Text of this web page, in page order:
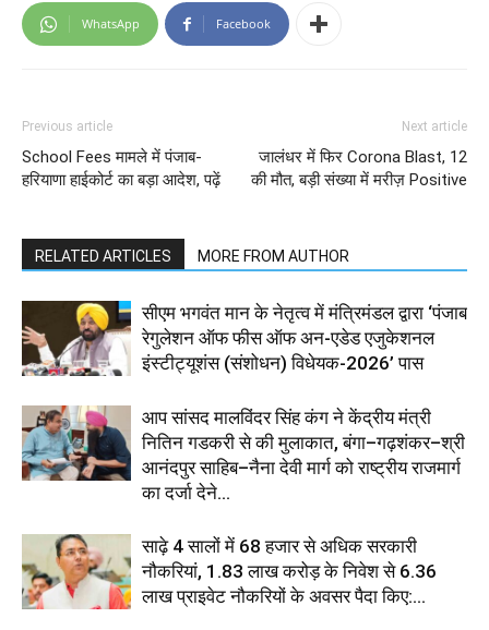
WhatsApp Facebook
Previous article
School Fees मामले में पंजाब-
हरियाणा हाईकोर्ट का बड़ा आदेश, पढ़ें
Next article
जालंधर में फिर Corona Blast, 12
की मौत, बड़ी संख्या में मरीज़ Positive
RELATED ARTICLES MORE FROM AUTHOR
सीएम भगवंत मान के नेतृत्व में मंत्रिमंडल द्वारा ‘पंजाब
रेगुलेशन ऑफ फीस ऑफ अन-एडेड एजुकेशनल
इंस्टीट्यूशंस (संशोधन) विधेयक-2026’ पास
आप सांसद मालविंदर सिंह कंग ने केंद्रीय मंत्री
नितिन गडकरी से की मुलाकात, बंगा–गढ़शंकर–श्री
आनंदपुर साहिब–नैना देवी मार्ग को राष्ट्रीय राजमार्ग
का दर्जा देने...
साढ़े 4 सालों में 68 हजार से अधिक सरकारी
नौकरियां, 1.83 लाख करोड़ के निवेश से 6.36
लाख प्राइवेट नौकरियों के अवसर पैदा किए:...